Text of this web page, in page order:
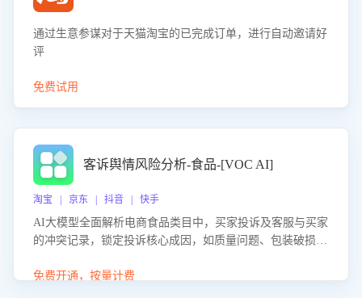
通过生意参谋对于天猫淘宝的已完成订单，进行自动邀请好
评
免费试用
客诉舆情风险分析-食品-[VOC AI]
淘宝 | 京东 | 抖音 | 快手
AI大模型全面解析电商食品类目中，买家投诉及客服与买家
的冲突记录，锁定投诉核心成因，如质量问题、包装破损
置差评防控，提升客户满意度。
免费开通，按量计费